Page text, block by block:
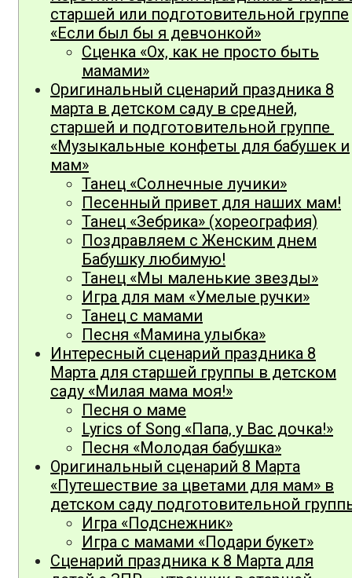
старшей или подготовительной группе
«Если был бы я девчонкой»
Сценка «Ох, как не просто быть
мамами»
Оригинальный сценарий праздника 8
марта в детском саду в средней,
старшей и подготовительной группе
«Музыкальные конфеты для бабушек и
мам»
Танец «Солнечные лучики»
Песенный привет для наших мам!
Танец «Зебрика» (хореография)
Поздравляем с Женским днем
Бабушку любимую!
Танец «Мы маленькие звезды»
Игра для мам «Умелые ручки»
Танец с мамами
Песня «Мамина улыбка»
Интересный сценарий праздника 8
Марта для старшей группы в детском
саду «Милая мама моя!»
Песня о маме
Lyrics of Song «Папа, у Вас дочка!»
Песня «Молодая бабушка»
Оригинальный сценарий 8 Марта
«Путешествие за цветами для мам» в
детском саду подготовительной
Игра «Подснежник»
Игра с мамами «Подари букет»
Сценарий праздника к 8 Марта для